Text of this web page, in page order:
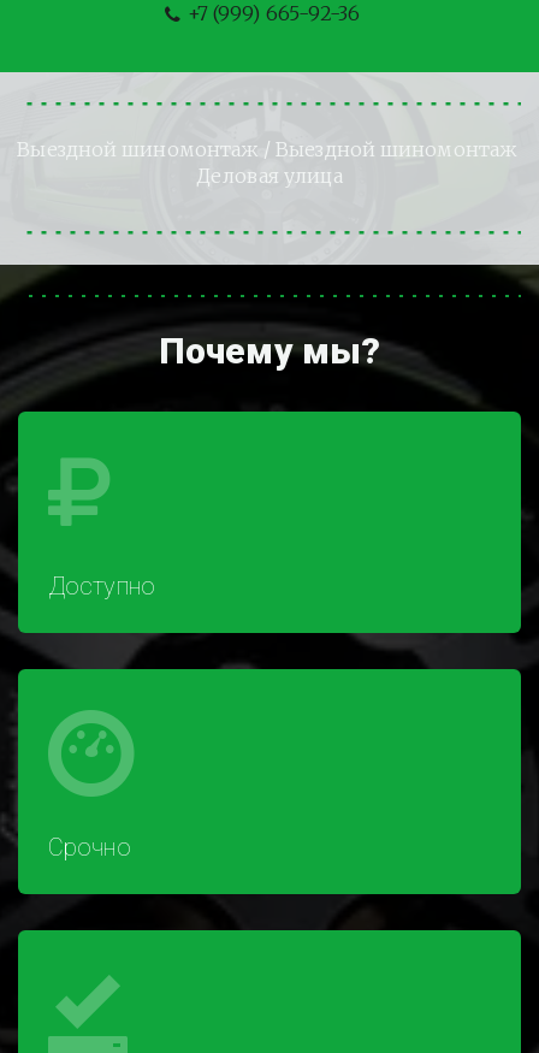
+7 (999) 665-92-36
Выездной шиномонтаж / Выездной шиномонтаж
Деловая улица
Почему мы?
Доступно
Срочно